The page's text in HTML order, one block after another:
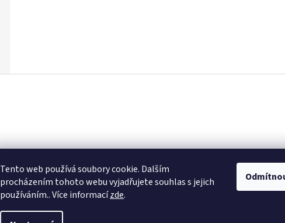
Tento web používá soubory cookie. Dalším
procházením tohoto webu vyjadřujete souhlas s jejich
používáním.. Více informacízde.